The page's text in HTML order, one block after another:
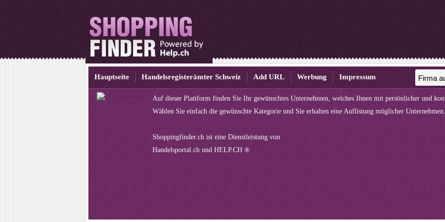
Hauptseite Handelsregisterämter Schweiz Add URL Werbung Impressum
Auf dieser Plattform finden Sie Ihr gewünschtes Unternehmen, welches Ihnen mit persönlicher und
Wählen Sie einfach die gewünschte Kategorie und Sie erhalten eine Auflistung möglicher Unternehmen.
Shoppingfinder.ch ist eine Dienstleistung von
Handelsportal.ch und HELP.CH ®